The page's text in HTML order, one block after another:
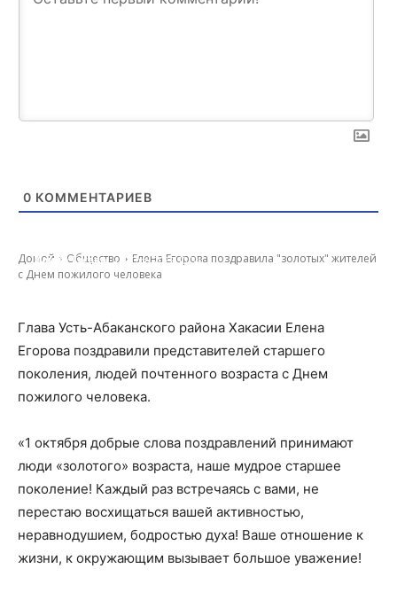
0 КОММЕНТАРИЕВ